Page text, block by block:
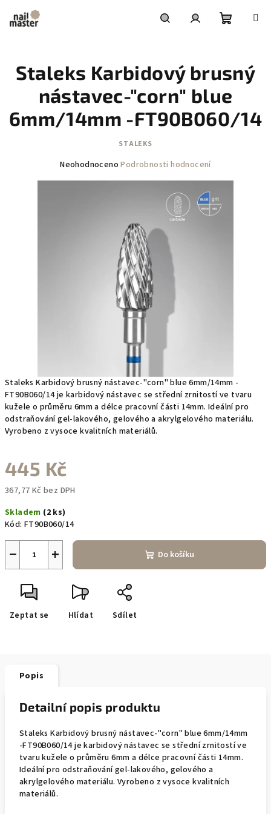
obsah
košík
Staleks Karbidový brusný nástavec-"corn" blue 6mm/14mm -
FT90B060/14 je karbidový nástavec se střední zrnitostí ve tvaru
kužele o průměru 6mm a délce pracovní části 14mm. Ideální pro
odstraňování gel-lakového, gelového a akrylgelového materiálu.
Vyrobeno z vysoce kvalitních materiálů.
445 Kč
367,77 Kč bez DPH
cena:
Skladem (2 ks)
Kód: FT90B060/14
+
− Do košíku
Zeptat se Hlídat Sdílet
Staleks Karbidový brusný
nástavec-"corn" blue
6mm/14mm -FT90B060/14
STALEKS
Průměrné
Neohodnoceno Podrobnosti hodnocení
Popis
Detailní popis produktu
Staleks Karbidový brusný nástavec-"corn" blue 6mm/14mm
-FT90B060/14 je karbidový nástavec se střední zrnitostí ve
tvaru kužele o průměru 6mm a délce pracovní části 14mm.
Ideální pro odstraňování gel-lakového, gelového a
akrylgelového materiálu. Vyrobeno z vysoce kvalitních
materiálů.